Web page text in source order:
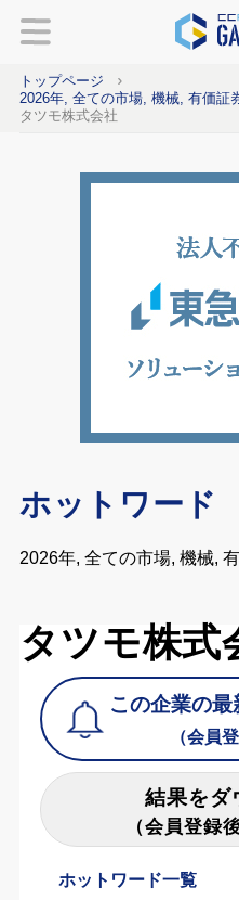
トップページ
2026年, 全ての市場, 機械, 有価証
タツモ株式会社
ホットワード
2026年, 全ての市場, 機械,
タツモ株式
この企業の
（会員
結果をダ
（会員登録
ホットワード一覧